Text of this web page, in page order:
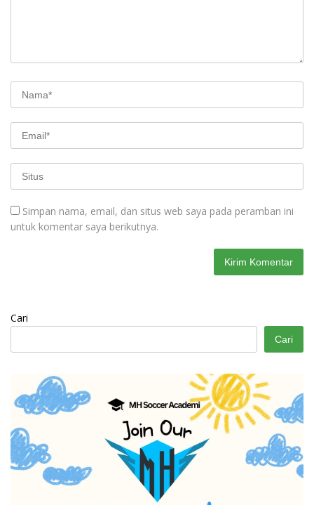
Simpan nama, email, dan situs web saya pada peramban ini
untuk komentar saya berikutnya.
Cari
Cari